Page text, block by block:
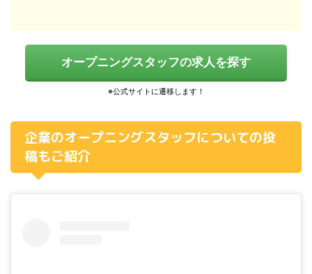
オープニングスタッフの求人を探す
企業のオープニングスタッフについての投
稿もご紹介